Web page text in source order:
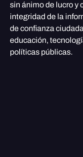
sin ánimo de lucro y
integridad de la
de confianza
educación,
políticas públicas.